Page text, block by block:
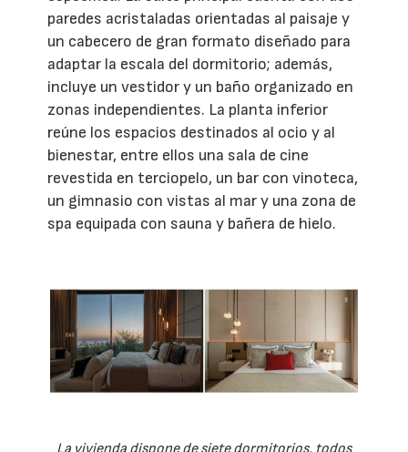
paredes acristaladas orientadas al paisaje y
un cabecero de gran formato diseñado para
adaptar la escala del dormitorio; además,
incluye un vestidor y un baño organizado en
zonas independientes. La planta inferior
reúne los espacios destinados al ocio y al
bienestar, entre ellos una sala de cine
revestida en terciopelo, un bar con vinoteca,
un gimnasio con vistas al mar y una zona de
spa equipada con sauna y bañera de hielo.